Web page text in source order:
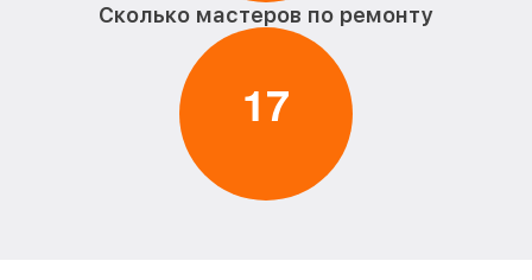
Сколько мастеров по ремонту
17